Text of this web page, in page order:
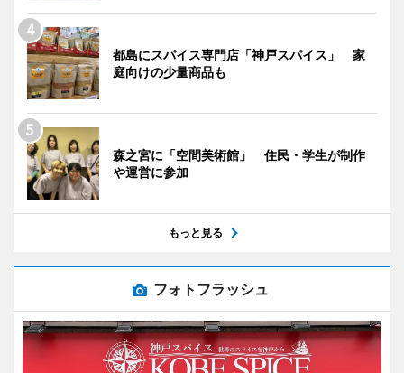
都島にスパイス専門店「神戸スパイス」 家
庭向けの少量商品も
森之宮に「空間美術館」 住民・学生が制作
や運営に参加
もっと見る
フォトフラッシュ